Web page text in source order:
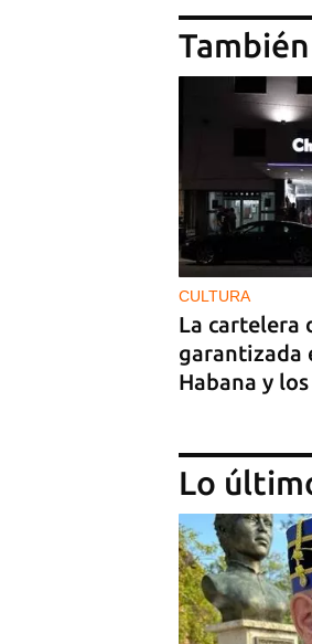
CULTURA
La cartelera
garantizada
Habana y
Lo